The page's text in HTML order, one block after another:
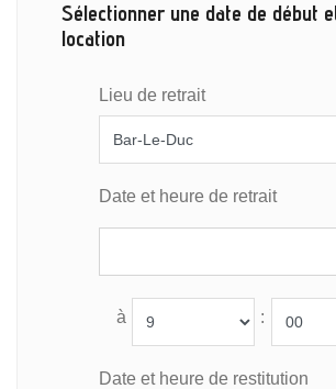
Sélectionner une date de début
location
Lieu de retrait
Date et heure de retrait
à :
Date et heure de restitution